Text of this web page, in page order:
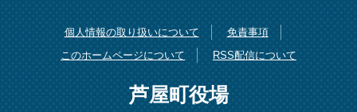
個人情報の取り扱いについて
免責事項
このホームページについて
RSS配信について
芦屋町役場